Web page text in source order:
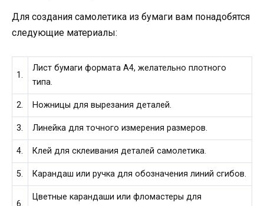
Для создания самолетика из бумаги вам понадобятся
следующие материалы:
1.
Лист бумаги формата A4, желательно плотного
типа.
2. Ножницы для вырезания деталей.
3. Линейка для точного измерения размеров.
4. Клей для склеивания деталей самолетика.
5. Карандаш или ручка для обозначения линий сгибов.
6.
Цветные карандаши или фломастеры для